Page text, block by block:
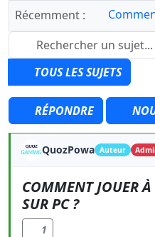
Récemment :
TOUS LES SUJETS
RÉPONDRE
QuozPowa Auteur
COMMENT JOUER
SUR PC ?
1